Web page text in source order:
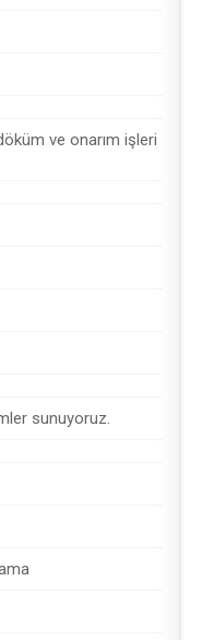
ve onarım işleri
sunuyoruz.